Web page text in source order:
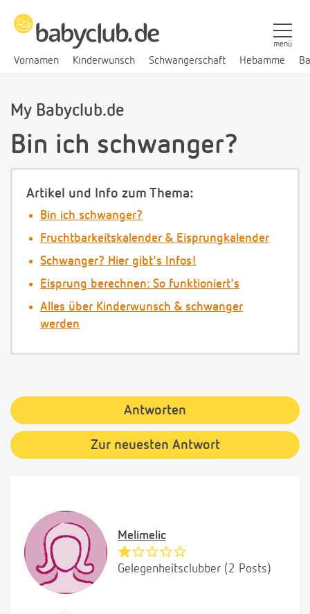
Vornamen Kinderwunsch Schwangerschaft Hebamme
menü
My Babyclub.de
Bin ich schwanger?
Artikel und Info zum Thema:
Bin ich schwanger?
Fruchtbarkeitskalender & Eisprungkalender
Schwanger? Hier gibt's Infos!
Eisprung berechnen: So funktioniert's
Alles über Kinderwunsch & schwanger
werden
Antworten
Zur neuesten Antwort
Melimelic
Gelegenheitsclubber (2 Posts)